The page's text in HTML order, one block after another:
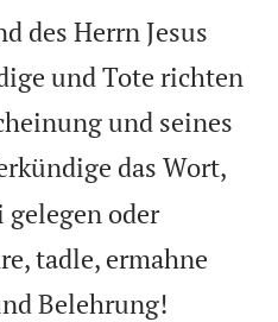
des Herrn Jesus
und Tote richten
und seines
das Wort,
oder
tadle, ermahne
Belehrung!